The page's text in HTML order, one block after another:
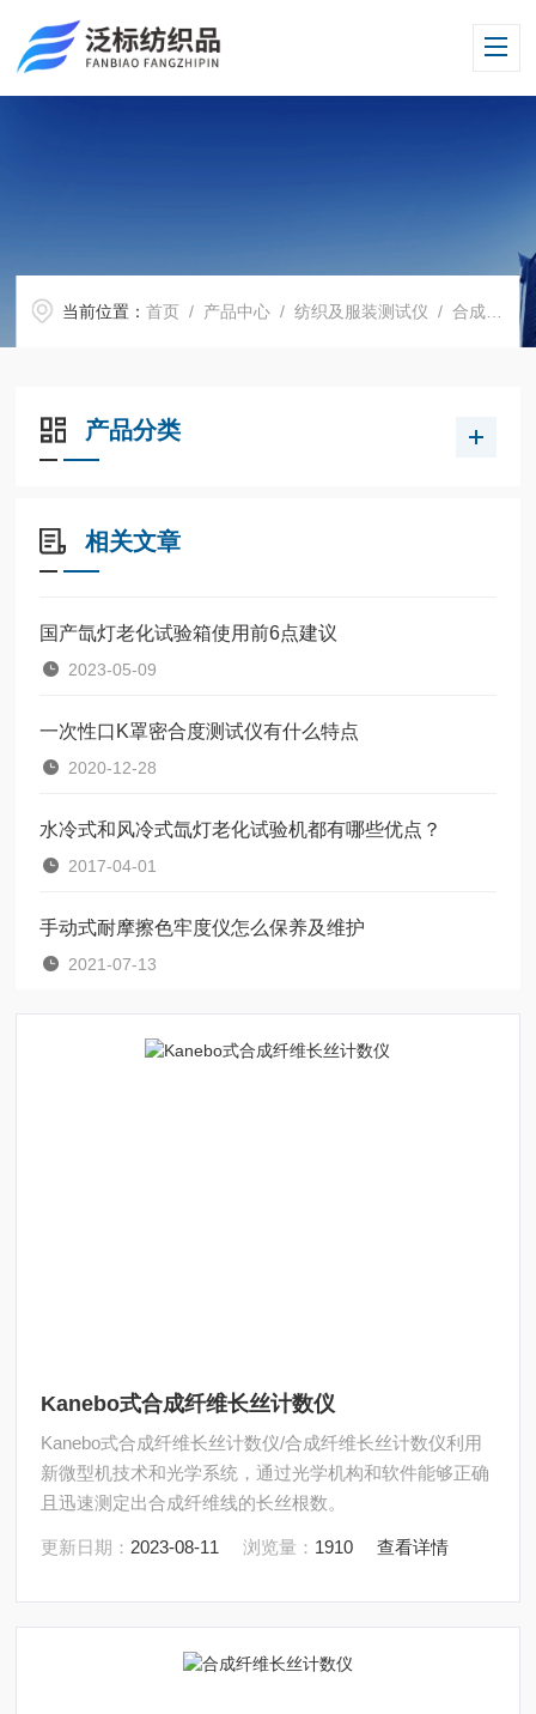
当前位置：首页 / 产品中心 /纺织及服装测试仪 /合成纤维长丝计数仪
产品分类
相关文章
国产氙灯老化试验箱使用前6点建议
2023-05-09
一次性口K罩密合度测试仪有什么特点
2020-12-28
水冷式和风冷式氙灯老化试验机都有哪些优点？
2017-04-01
手动式耐摩擦色牢度仪怎么保养及维护
2021-07-13
Kanebo式合成纤维长丝计数仪
Kanebo式合成纤维长丝计数仪/合成纤维长丝计数仪利用
新微型机技术和光学系统，通过光学机构和软件能够正确
且迅速测定出合成纤维线的长丝根数。
更新日期： 2023-08-11 浏览量： 1910 查看详情